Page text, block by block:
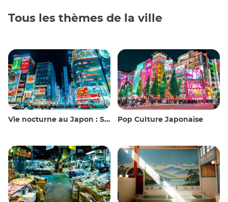
Tous les thèmes de la ville
Vie nocturne au Japon : Sortir, voir et boire Pop Culture Japonaise